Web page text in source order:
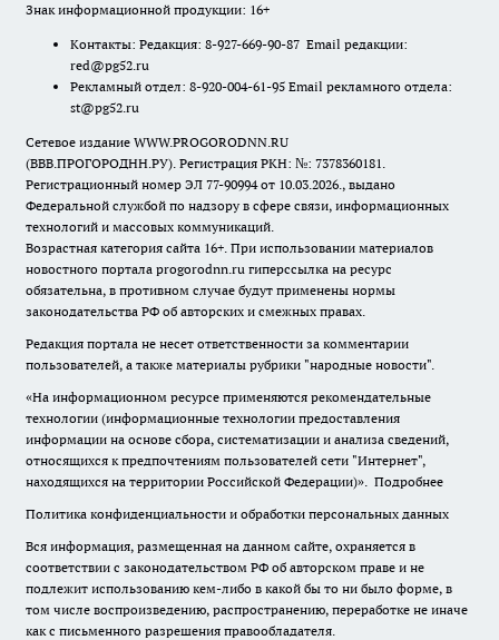
Знак информационной продукции: 16+
Контакты: Редакция: 8-927-669-90-87 Email редакции:
red@pg52.ru
Рекламный отдел: 8-920-004-61-95 Email рекламного отдела:
st@pg52.ru
Сетевое издание WWW.PROGORODNN.RU
(ВВВ.ПРОГОРОДНН.РУ). Регистрация РКН: №: 7378360181.
Регистрационный номер ЭЛ 77-90994 от 10.03.2026., выдано
Федеральной службой по надзору в сфере связи, информационных
технологий и массовых коммуникаций.
Возрастная категория сайта 16+. При использовании материалов
новостного портала progorodnn.ru гиперссылка на ресурс
обязательна, в противном случае будут применены нормы
законодательства РФ об авторских и смежных правах.
Редакция портала не несет ответственности за комментарии
пользователей, а также материалы рубрики "народные новости".
«На информационном ресурсе применяются рекомендательные
технологии (информационные технологии предоставления
информации на основе сбора, систематизации и анализа сведений,
относящихся к предпочтениям пользователей сети "Интернет",
находящихся на территории Российской Федерации)». Подробнее
Политика конфиденциальности и обработки персональных данных
Вся информация, размещенная на данном сайте, охраняется в
соответствии с законодательством РФ об авторском праве и не
подлежит использованию кем-либо в какой бы то ни было форме, в
том числе воспроизведению, распространению, переработке не иначе
как с письменного разрешения правообладателя.